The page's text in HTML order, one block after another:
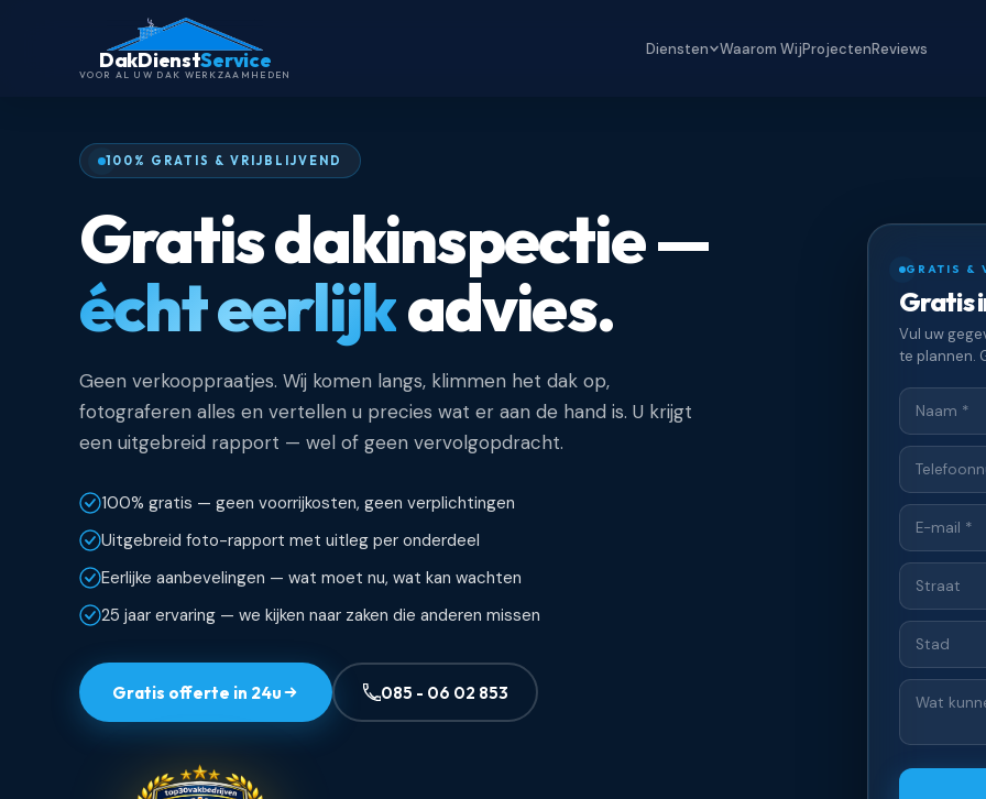
DakDienstService
VOOR AL UW DAK WERKZAAMHEDEN
Diensten Waarom WijProjectenReviews
100% GRATIS & VRIJBLIJVEND
Gratis dakinspectie —
écht eerlijkadvies.
Geen verkooppraatjes. Wij komen langs, klimmen het dak op,
fotograferen alles en vertellen u precies wat er aan de hand is. U krijgt
een uitgebreid rapport — wel of geen vervolgopdracht.
100% gratis — geen voorrijkosten, geen verplichtingen
Uitgebreid foto-rapport met uitleg per onderdeel
Eerlijke aanbevelingen — wat moet nu, wat kan wachten
25 jaar ervaring — we kijken naar zaken die anderen missen
Gratis offerte in 24u 085 - 06 02 853
GRATIS &
Gratis
Vul uw
te plannen.